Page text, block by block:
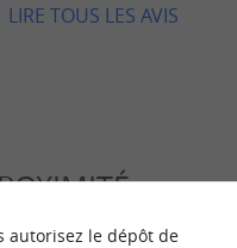
LIRE TOUS LES AVIS
autorisez le dépôt de